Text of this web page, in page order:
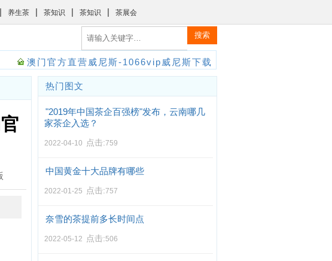
| 养生茶 | 茶知识 | 茶知识 | 茶展会
搜索
澳门官方直营威尼斯-1066vip威尼斯下载
热门图文
"2019年中国茶企百强榜"发布，云南哪几
家茶企入选？
2022-04-10 点击:759
中国黄金十大品牌有哪些
2022-01-25 点击:757
奈雪的茶提前多长时间点
2022-05-12 点击:506